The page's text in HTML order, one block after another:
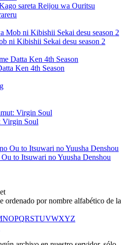
sareta Reijou wa Ouritsu
ni Kibishii Sekai desu season 2
Ken 4th Season
Virgin Soul
to Itsuwari no Yuusha Denshou
ordenado por nombre alfabético de la
NOPQRSTUVWXYZ